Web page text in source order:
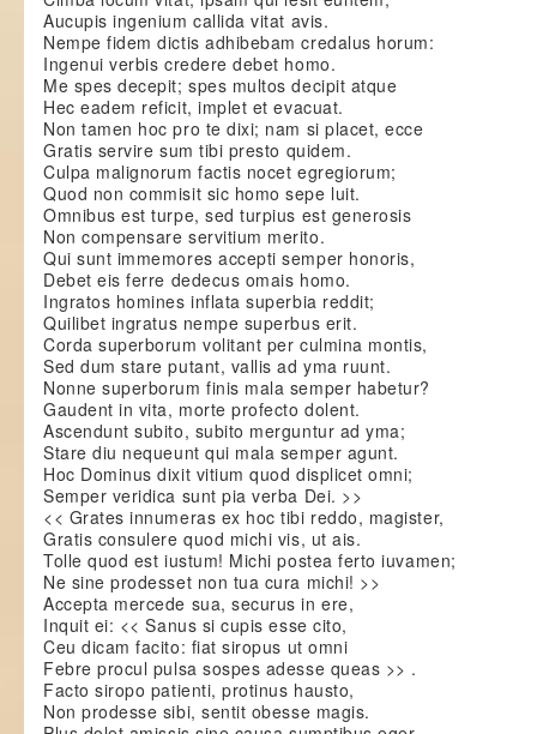
Aucupis ingenium callida vitat avis.
Nempe fidem dictis adhibebam credalus horum:
Ingenui verbis credere debet homo.
Me spes decepit; spes multos decipit atque
Hec eadem reficit, implet et evacuat.
Non tamen hoc pro te dixi; nam si placet, ecce
Gratis servire sum tibi presto quidem.
Culpa malignorum factis nocet egregiorum;
Quod non commisit sic homo sepe luit.
Omnibus est turpe, sed turpius est generosis
Non compensare servitium merito.
Qui sunt immemores accepti semper honoris,
Debet eis ferre dedecus omais homo.
Ingratos homines inflata superbia reddit;
Quilibet ingratus nempe superbus erit.
Corda superborum volitant per culmina montis,
Sed dum stare putant, vallis ad yma ruunt.
Nonne superborum finis mala semper habetur?
Gaudent in vita, morte profecto dolent.
Ascendunt subito, subito merguntur ad yma;
Stare diu nequeunt qui mala semper agunt.
Hoc Dominus dixit vitium quod displicet omni;
Semper veridica sunt pia verba Dei. >>
<< Grates innumeras ex hoc tibi reddo, magister,
Gratis consulere quod michi vis, ut ais.
Tolle quod est iustum! Michi postea ferto iuvamen;
Ne sine prodesset non tua cura michi! >>
Accepta mercede sua, securus in ere,
Inquit ei: << Sanus si cupis esse cito,
Ceu dicam facito: fiat siropus ut omni
Febre procul pulsa sospes adesse queas >> .
Facto siropo patienti, protinus hausto,
Non prodesse sibi, sentit obesse magis.